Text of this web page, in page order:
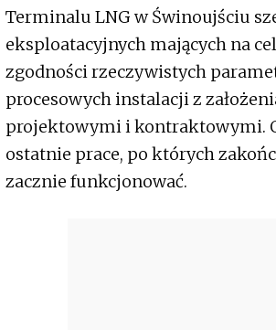
Terminalu LNG w Świnoujściu
eksploatacyjnych mających na
zgodności rzeczywistych
procesowych instalacji z
projektowymi i kontraktowymi.
ostatnie prace, po których
zacznie funkcjonować.